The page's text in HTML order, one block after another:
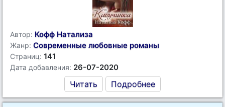
Автор: Кофф Натализа
Жанр: Современные любовные романы
Страниц: 141
Дата добавления: 26-07-2020
Читать Подробнее